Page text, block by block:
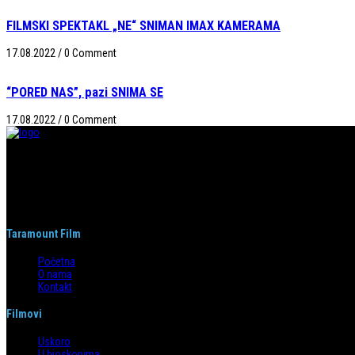
FILMSKI SPEKTAKL „NE“ SNIMAN IMAX KAMERAMA
17.08.2022 /0 Comment
“PORED NAS”, pazi SNIMA SE
17.08.2022 /0 Comment
Taramount Film
Početna
O nama
Kontakt
Filmovi
Uskoro